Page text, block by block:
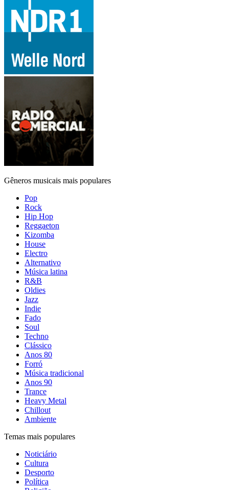
Gêneros musicais mais populares
Pop
Rock
Hip Hop
Reggaeton
Kizomba
House
Electro
Alternativo
Música latina
R&B
Oldies
Jazz
Indie
Fado
Soul
Techno
Clássico
Anos 80
Forró
Música tradicional
Anos 90
Trance
Heavy Metal
Chillout
Ambiente
Temas mais populares
Noticiário
Cultura
Desporto
Política